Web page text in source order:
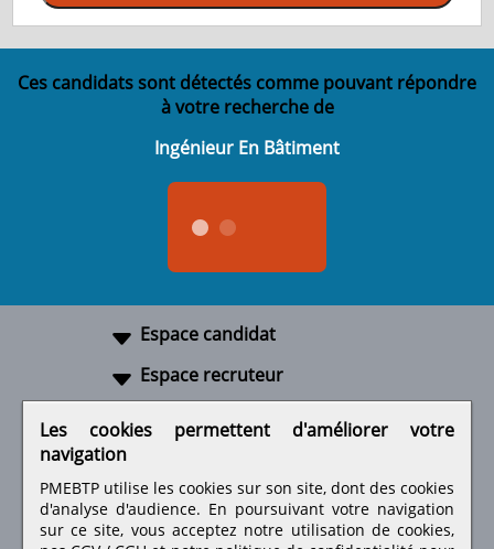
Ces candidats sont détectés comme pouvant répondre
à votre recherche de
Ingénieur En Bâtiment
Espace candidat
Espace recruteur
Les cookies permettent d'améliorer votre
navigation
PMEBTP utilise les cookies sur son site, dont des cookies
d'analyse d'audience. En poursuivant votre navigation
sur ce site, vous acceptez notre utilisation de cookies,